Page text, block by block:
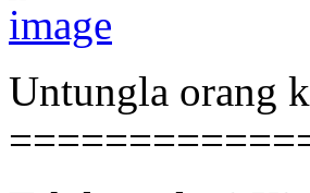
Untungla orang